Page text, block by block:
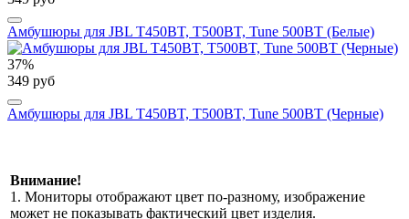
Амбушюры для JBL T450BT, T500BT, Tune 500BT (Белые)
37%
349 руб
Амбушюры для JBL T450BT, T500BT, Tune 500BT (Черные)
Внимание!
1. Мониторы отображают цвет по-разному, изображение
может не показывать фактический цвет изделия.